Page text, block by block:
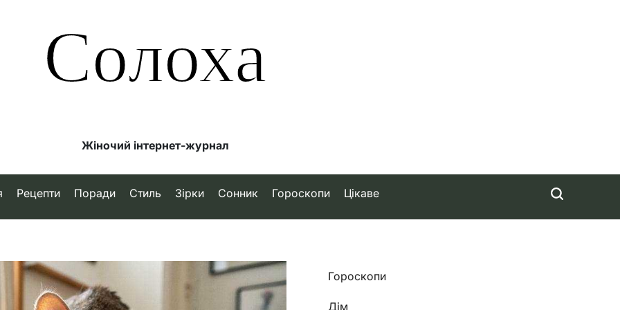
Солоха
Жіночий інтернет-журнал
Рецепти Поради Стиль Зірки Сонник Гороскопи Цікаве
Гороскопи
Дім